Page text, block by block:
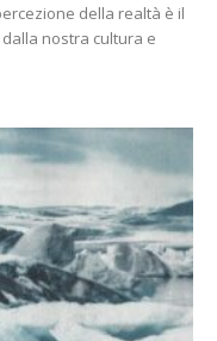
della realtà è il
nostra cultura e